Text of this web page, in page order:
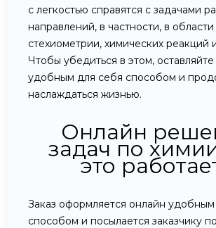
с легкостью справятся с задачами
направлений, в частности, в области
стехиометрии, химических реакций
Чтобы убедиться в этом, оставляйте
удобным для себя способом и
наслаждаться жизнью.
Онлайн
задач по
это
Заказ оформляется онлайн удобным
способом и посылается заказчику